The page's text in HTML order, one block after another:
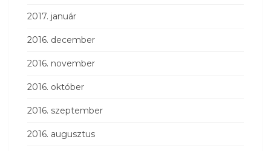
2017. január
2016. december
2016. november
2016. október
2016. szeptember
2016. augusztus